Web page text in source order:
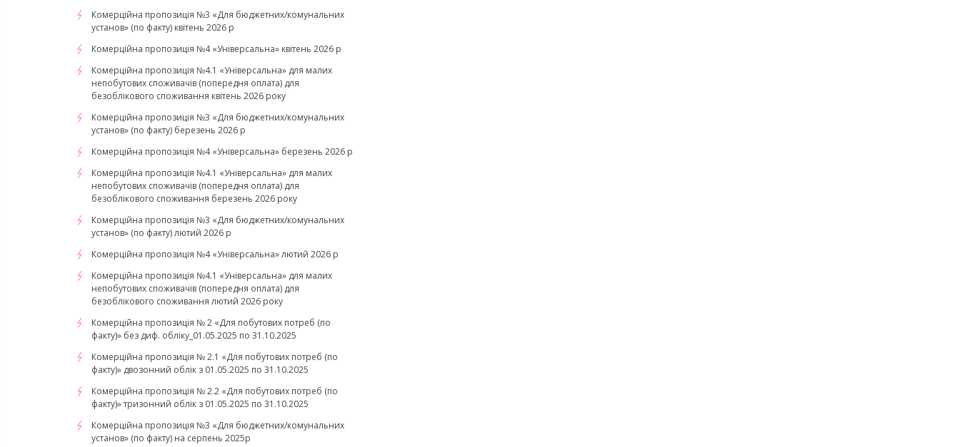
Комерційна пропозиція №3 «Для бюджетних/комунальних
установ» (по факту) квітень 2026 р
Комерційна пропозиція №4 «Універсальна» квітень 2026 р
Комерційна пропозиція №4.1 «Універсальна» для малих
непобутових споживачів (попередня оплата) для
безоблікового споживання квітень 2026 року
Комерційна пропозиція №3 «Для бюджетних/комунальних
установ» (по факту) березень 2026 р
Комерційна пропозиція №4 «Універсальна» березень 2026 р
Комерційна пропозиція №4.1 «Універсальна» для малих
непобутових споживачів (попередня оплата) для
безоблікового споживання березень 2026 року
Комерційна пропозиція №3 «Для бюджетних/комунальних
установ» (по факту) лютий 2026 р
Комерційна пропозиція №4 «Універсальна» лютий 2026 р
Комерційна пропозиція №4.1 «Універсальна» для малих
непобутових споживачів (попередня оплата) для
безоблікового споживання лютий 2026 року
Комерційна пропозиція № 2 «Для побутових потреб (по
факту)» без диф. обліку_01.05.2025 по 31.10.2025
Комерційна пропозиція № 2.1 «Для побутових потреб (по
факту)» двозонний облік з 01.05.2025 по 31.10.2025
Комерційна пропозиція № 2.2 «Для побутових потреб (по
факту)» тризонний облік з 01.05.2025 по 31.10.2025
Комерційна пропозиція №3 «Для бюджетних/комунальних
установ» (по факту) на серпень 2025р